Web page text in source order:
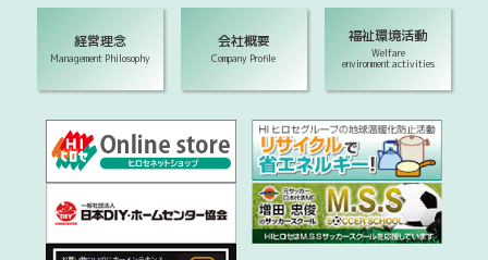
経営理念
Management Philosophy
会社概要
Company Profile
福祉環境活動
Welfare
environment activities